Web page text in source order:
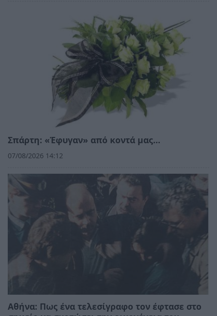
Σπάρτη: «Έφυγαν» από κοντά μας…
07/08/2026 14:12
Αθήνα: Πως ένα τελεσίγραφο τον έφτασε στο